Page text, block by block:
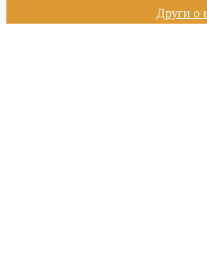
Други о